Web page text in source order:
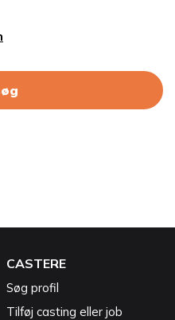
CASTERE
Søg profil
Tilføj casting eller job